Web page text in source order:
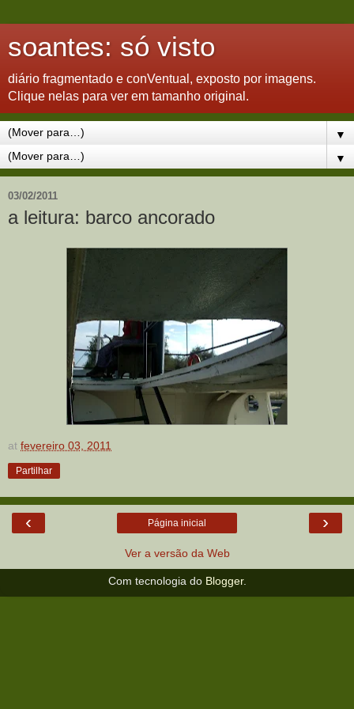
soantes: só visto
diário fragmentado e conVentual, exposto por imagens.
Clique nelas para ver em tamanho original.
▼
▼
03/02/2011
a leitura: barco ancorado
at fevereiro 03, 2011
Partilhar
‹ ›
Página inicial
Ver a versão da Web
Com tecnologia do Blogger.